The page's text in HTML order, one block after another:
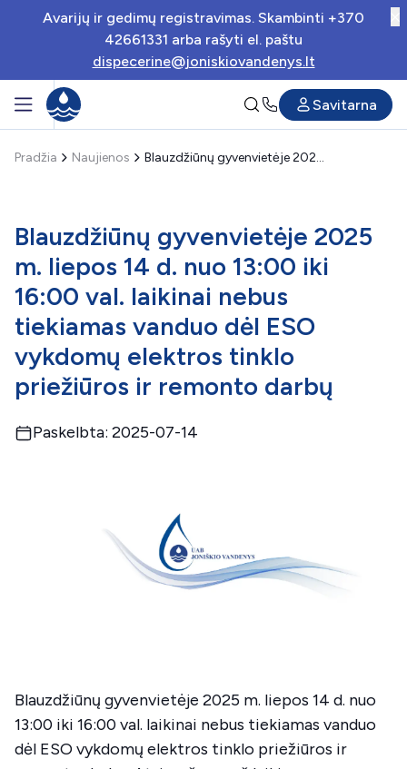
Avarijų ir gedimų registravimas. Skambinti +370
42661331 arba rašyti el. paštu
dispecerine@joniskiovandenys.lt
Savitarna
Pradžia Naujienos Blauzdžiūnų gyvenvietėje 2025 m. liepos 14 d. nuo 13:00 iki 16:00 val. laikinai nebus tiekiamas vanduo dėl ESO vykdomų elektros tinklo priežiūros ir remonto darbų
Blauzdžiūnų gyvenvietėje 2025
m. liepos 14 d. nuo 13:00 iki
16:00 val. laikinai nebus
tiekiamas vanduo dėl ESO
vykdomų elektros tinklo
priežiūros ir remonto darbų
Paskelbta: 2025-07-14
Blauzdžiūnų gyvenvietėje 2025 m. liepos 14 d. nuo
13:00 iki 16:00 val. laikinai nebus tiekiamas vanduo
dėl ESO vykdomų elektros tinklo priežiūros ir